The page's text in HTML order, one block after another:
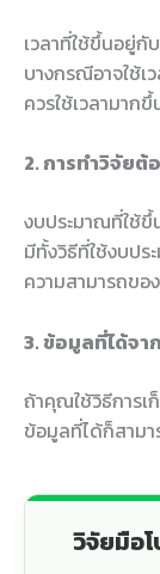
เวลาที่ใช้ขึ้นอยู่กั
บางกรณีอาจใช้เ
ควรใช้เวลามาก
2. การทำวิจัยต้
งบประมาณที่ใช้ขึ้
มีทั้งวิธีที่ใช้งบปร
ความสามารถขอ
3. ข้อมูลที่ได้จา
ถ้าคุณใช้วิธีการ
ข้อมูลที่ได้ก็สาม
วิจัยมือ